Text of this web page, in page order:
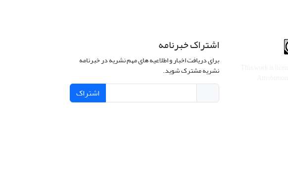
اشتراک خبرنامه
برای دریافت اخبار و اطلاعیه های مهم نشریه در خبرنامه
نشریه مشترک شوید.
اشتراک